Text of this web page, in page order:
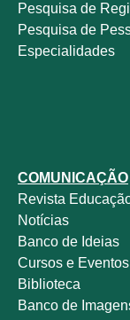
Pesquisa de
Pesquisa de
Especialidades
COMUNICAÇÃO
Revista
Notícias
Banco de Ideias
Cursos e Eventos
Biblioteca
Banco de